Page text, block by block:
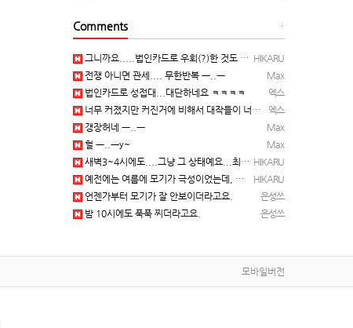
+
Comments
HIKARU
그니까요.....법인카드로 우회(?)한 것도 아니고, 대놓고...ㅋ ㅋ)
Max
전쟁 아니면 관세.... 무한반복 ㅡ..ㅡ
엑스
법인카드로 성접대...대단하네요 ㅋㅋㅋㅋ
엑스
너무 커졌지만 커진거에 비해서 대작들이 너무 줄었죠.........
Max
갱장허네 ㅡ..ㅡ
Max
헐 ㅡ..ㅡy~
HIKARU
새벽3~4시에도....그냥 그 상태예요...최근 1주일은....
HIKARU
예전에는 여름에 모기가 극성이었는데, 여름에는 안나오는 것 같은.....ㅎ ㅎ)
은성쓰
언젠가부터 모기가 잘 안보이더라고요.
은성쓰
밤 10시에도 푹푹 찌더라고요.
모바일버전